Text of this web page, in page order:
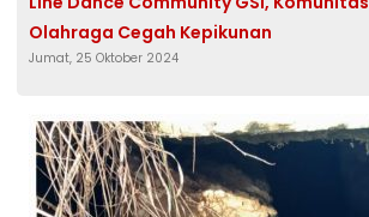
Olahraga Cegah Kepikunan
Jumat, 25 Oktober 2024